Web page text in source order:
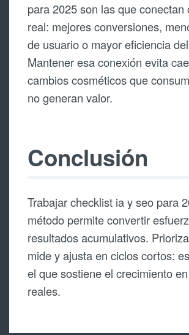
para 2025 son las que conectan
real: mejores conversiones,
de usuario o mayor eficiencia
Mantener esa conexión evita
cambios cosméticos que
no generan valor.
Conclusión
Trabajar checklist ia y seo para
método permite convertir
resultados acumulativos.
mide y ajusta en ciclos cortos:
el que sostiene el crecimiento
reales.